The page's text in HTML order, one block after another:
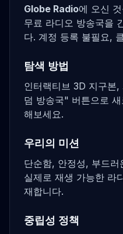
Globe Radio에 오신
무료 라디오 방송국을
다. 계정 등록 불필요,
탐색 방법
인터랙티브 3D 지구본
덤 방송국" 버튼으로
해보세요.
우리의 미션
단순함, 안정성, 부드
실제로 재생 가능한 라
재합니다.
중립성 정책